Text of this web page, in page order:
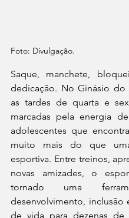
Foto: Divulgação.
Saque, manchete,
dedicação. No Ginásio do
as tardes de quarta e
marcadas pela energia
adolescentes que
muito mais do que
esportiva. Entre treinos,
novas amizades, o
tornado uma
desenvolvimento, inclusão
de vida para dezenas de